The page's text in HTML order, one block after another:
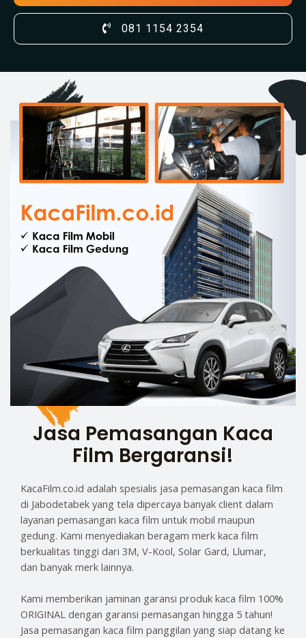
081 1154 2354
Jasa Pemasangan Kaca
Film Bergaransi!
KacaFilm.co.id adalah spesialis jasa pemasangan kaca film
di Jabodetabek yang tela dipercaya banyak client dalam
layanan pemasangan kaca film untuk mobil maupun
gedung. Kami menyediakan beragam merk kaca film
berkualitas tinggi dari 3M, V-Kool, Solar Gard, Llumar,
dan banyak merk lainnya.
Kami memberikan jaminan garansi produk kaca film 100%
ORIGINAL dengan garansi pemasangan hingga 5 tahun!
Jasa pemasangan kaca film panggilan yang siap datang ke